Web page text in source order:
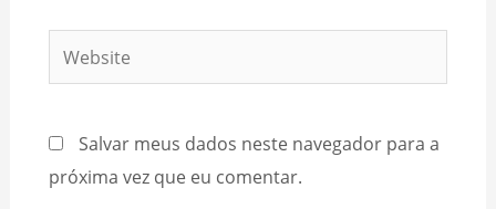
Website
Salvar meus dados neste navegador para a
próxima vez que eu comentar.